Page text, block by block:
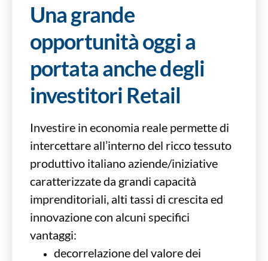
Una grande
opportunità oggi a
portata anche degli
investitori Retail
Investire in economia reale permette di
intercettare all’interno del ricco tessuto
produttivo italiano aziende/iniziative
caratterizzate da grandi capacità
imprenditoriali, alti tassi di crescita ed
innovazione con alcuni specifici
vantaggi:
decorrelazione del valore dei